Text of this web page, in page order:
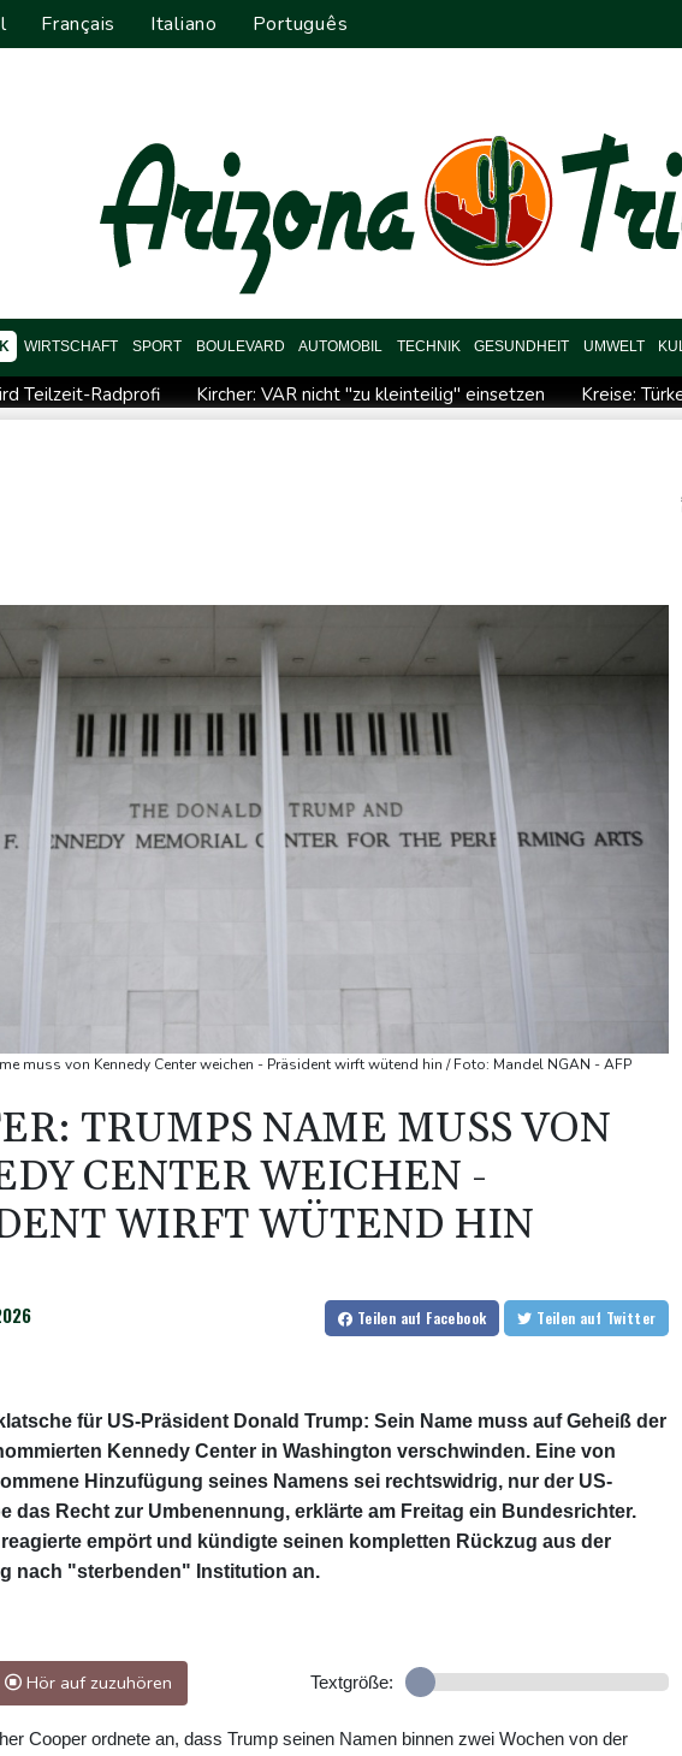
Français Italiano Português
WIRTSCHAFT SPORT BOULEVARD AUTOMOBIL TECHNIK GESUNDHEIT UMWELT
Teilzeit-Radprofi Kircher: VAR nicht "zu kleinteilig" einsetzen
Kreise:
USA wollen bei Visa-
Trump unternimmt neuen Vorstoß
muss von Kennedy Center weichen - Präsident wirft wütend hin / Foto: Mandel NGAN - AFP
TRUMPS NAME MUSS VON
CENTER WEICHEN -
WIRFT WÜTEND HIN
Teilen auf Facebook Teilen auf Twitter
für US-Präsident Donald Trump: Sein Name muss auf Geheiß der
Kennedy Center in Washington verschwinden. Eine von
Hinzufügung seines Namens sei rechtswidrig, nur der US-
das Recht zur Umbenennung, erklärte am Freitag ein Bundesrichter.
empört und kündigte seinen kompletten Rückzug aus der
nach "sterbenden" Institution an.
Hör auf zuzuhören Textgröße:
Cooper ordnete an, dass Trump seinen Namen binnen zwei Wochen von der